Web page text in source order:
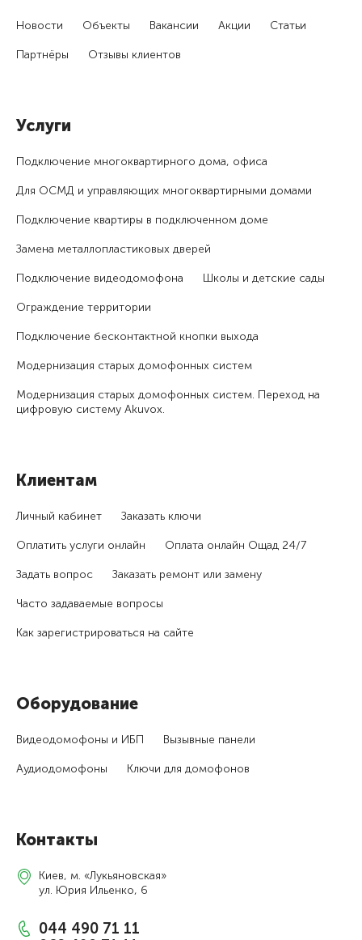
Новости Объекты Вакансии Акции Статьи
Партнёры Отзывы клиентов
Услуги
Подключение много­квартирного дома, офиса
Для ОСМД и управляющих много­квартирными домами
Подключение квартиры в подключенном доме
Замена металлопластиковых дверей
Подключение видеодомофона Школы и детские сады
Ограждение территории
Подключение бесконтактной кнопки выхода
Модернизация старых домофонных систем
Модернизация старых домофонных систем. Переход на
цифровую систему Akuvox.
Клиентам
Личный кабинет Заказать ключи
Оплатить услуги онлайн Оплата онлайн Ощад 24/7
Задать вопрос Заказать ремонт или замену
Часто задаваемые вопросы
Как зарегистри­роваться на сайте
Оборудование
Видеодомофоны и ИБП Вызывные панели
Аудиодомофоны Ключи для домофонов
Контакты
Киев, м. «Лукьяновская»
ул. Юрия Ильенко, 6
044 490 71 11